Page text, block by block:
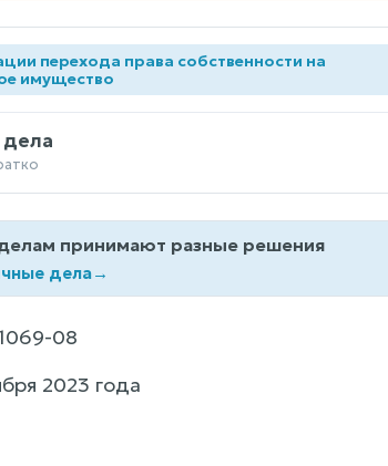
перехода права собственности на
имущество
принимают разные решения
дела→
08
2023 года